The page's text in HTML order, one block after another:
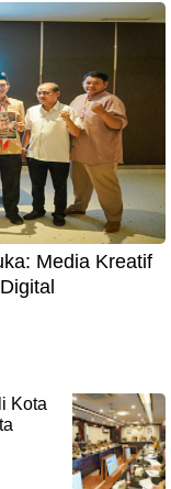
Media Kreatif
Kota